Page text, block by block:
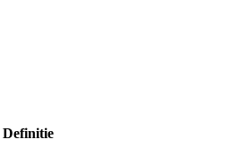
Definitie